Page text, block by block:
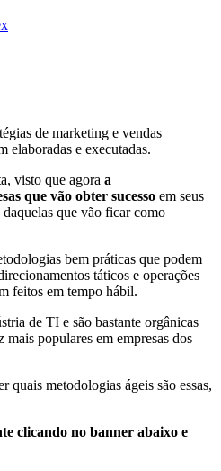
de marketing e vendas
elaboradas e executadas.
visto que agora a
que vão obter sucesso em seus
que vão ficar como
bem práticas que podem
táticos e operações
feitos em tempo hábil.
de TI e são bastante orgânicas
mais populares em empresas dos
quais metodologias ágeis são essas,
clicando no banner abaixo e